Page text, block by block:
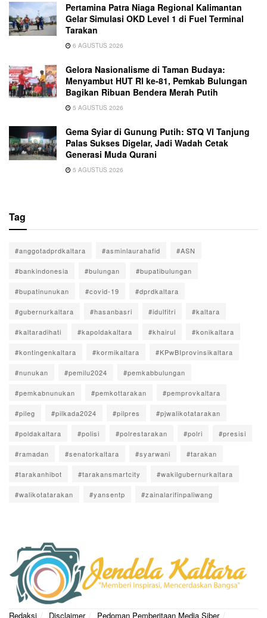
Pertamina Patra Niaga Regional Kalimantan
Gelar Simulasi OKD Level 1 di Fuel Terminal
Tarakan
6 AGUSTUS 2026
Gelora Nasionalisme di Taman Budaya:
Menyambut HUT RI ke-81, Pemkab Bulungan
Bagikan Ribuan Bendera Merah Putih
5 AGUSTUS 2026
Gema Syiar di Gunung Putih: STQ VI Tanjung
Palas Sukses Digelar, Jadi Wadah Cetak
Generasi Muda Qurani
5 AGUSTUS 2026
Tag
#anggotadprdkaltara #asminlaurahafid #ASN
#bankindonesia #bulungan #bupatibulungan
#bupatinunukan #covid-19 #dprdkaltara
#gubernurkaltara #hasanbasri #idulfitri #kaltara
#kaltaradihati #kapoldakaltara #khairul #konikaltara
#kontingenkaltara #kormikaltara #KPwBIprovinsikaltara
#nunukan #pemilu2024 #pemkabbulungan
#pemkabnunukan #pemkottarakan #pemprovkaltara
#pileg #pilkada2024 #pilpres #pjwalikotatarakan
#poldakaltara #polisi #polrestarakan #polri #presisi
#ramadan #senatorkaltara #syarwani #tarakan
#tarakanhibot #tarakansmartcity #wakilgubernurkaltara
#walikotatarakan #yansentp #zainalarifinpaliwang
Redaksi Disclaimer Pedoman Pemberitaan Media Siber